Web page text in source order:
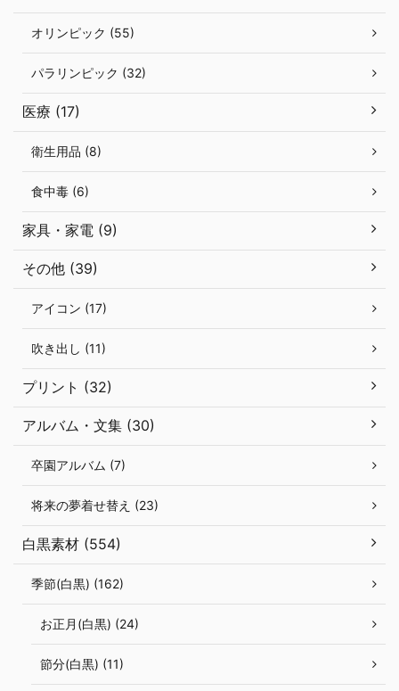
オリンピック (55)
パラリンピック (32)
医療 (17)
衛生用品 (8)
食中毒 (6)
家具・家電 (9)
その他 (39)
アイコン (17)
吹き出し (11)
プリント (32)
アルバム・文集 (30)
卒園アルバム (7)
将来の夢着せ替え (23)
白黒素材 (554)
季節(白黒) (162)
お正月(白黒) (24)
節分(白黒) (11)